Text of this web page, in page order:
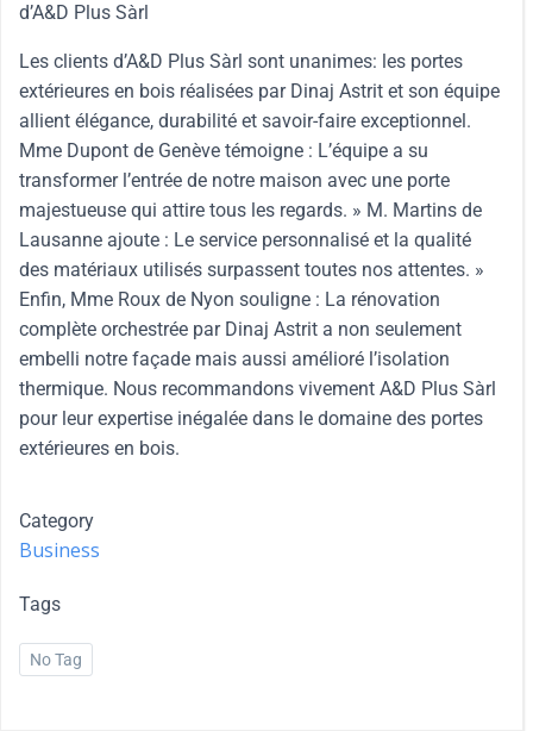
d’A&D Plus Sàrl
Les clients d’A&D Plus Sàrl sont unanimes: les portes
extérieures en bois réalisées par Dinaj Astrit et son équipe
allient élégance, durabilité et savoir-faire exceptionnel.
Mme Dupont de Genève témoigne : L’équipe a su
transformer l’entrée de notre maison avec une porte
majestueuse qui attire tous les regards. » M. Martins de
Lausanne ajoute : Le service personnalisé et la qualité
des matériaux utilisés surpassent toutes nos attentes. »
Enfin, Mme Roux de Nyon souligne : La rénovation
complète orchestrée par Dinaj Astrit a non seulement
embelli notre façade mais aussi amélioré l’isolation
thermique. Nous recommandons vivement A&D Plus Sàrl
pour leur expertise inégalée dans le domaine des portes
extérieures en bois.
Category
Business
Tags
No Tag